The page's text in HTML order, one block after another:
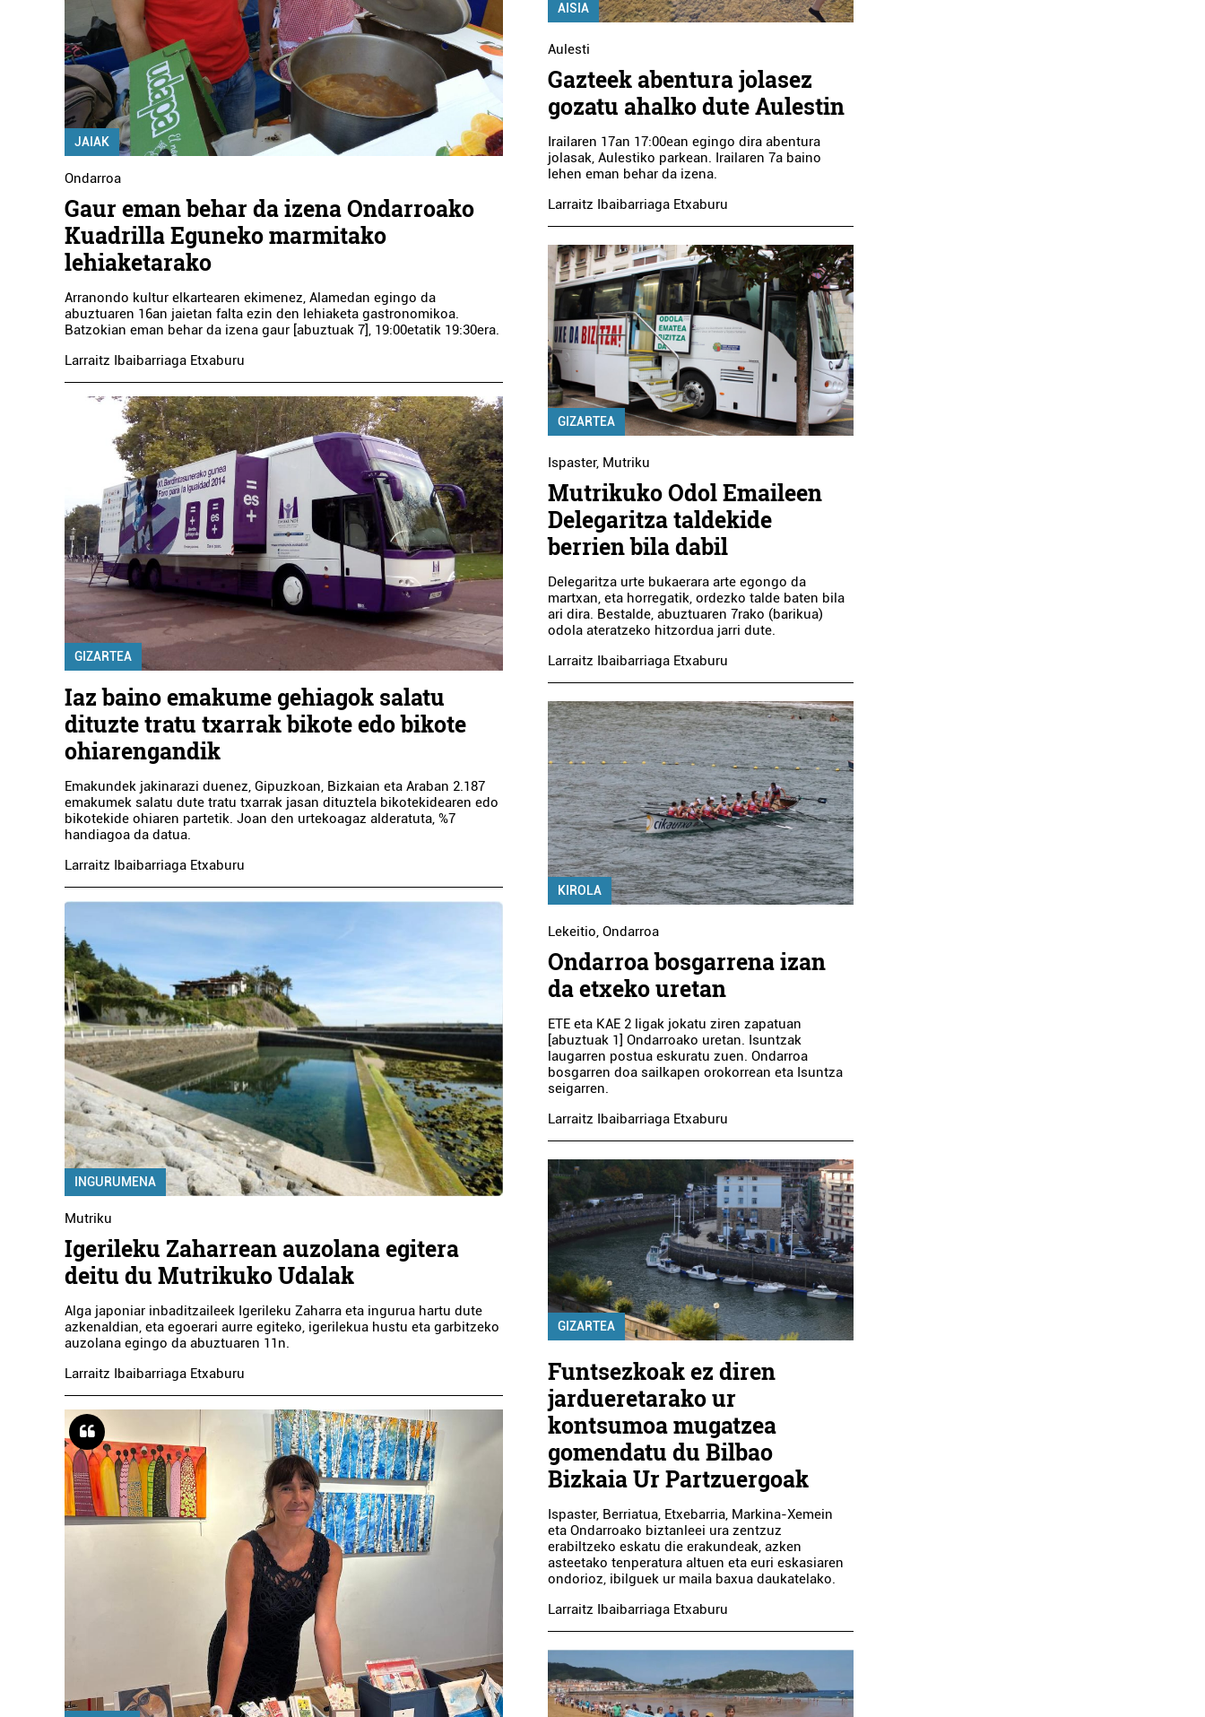
JAIAK
Ondarroa
Gaur eman behar da izena Ondarroako
Kuadrilla Eguneko marmitako
lehiaketarako
Arranondo kultur elkartearen ekimenez, Alamedan egingo da
abuztuaren 16an jaietan falta ezin den lehiaketa gastronomikoa.
Batzokian eman behar da izena gaur [abuztuak 7], 19:00etatik 19:30era.
Larraitz Ibaibarriaga Etxaburu
GIZARTEA
Iaz baino emakume gehiagok salatu
dituzte tratu txarrak bikote edo bikote
ohiarengandik
Emakundek jakinarazi duenez, Gipuzkoan, Bizkaian eta Araban 2.187
emakumek salatu dute tratu txarrak jasan dituztela bikotekidearen edo
bikotekide ohiaren partetik. Joan den urtekoagaz alderatuta, %7
handiagoa da datua.
Larraitz Ibaibarriaga Etxaburu
INGURUMENA
Mutriku
Igerileku Zaharrean auzolana egitera
deitu du Mutrikuko Udalak
Alga japoniar inbaditzaileek Igerileku Zaharra eta ingurua hartu dute
azkenaldian, eta egoerari aurre egiteko, igerilekua hustu eta garbitzeko
auzolana egingo da abuztuaren 11n.
Larraitz Ibaibarriaga Etxaburu
AISIA
Aulesti
Gazteek abentura jolasez
gozatu ahalko dute Aulestin
Irailaren 17an 17:00ean egingo dira abentura
jolasak, Aulestiko parkean. Irailaren 7a baino
lehen eman behar da izena.
Larraitz Ibaibarriaga Etxaburu
GIZARTEA
Ispaster, Mutriku
Mutrikuko Odol Emaileen
Delegaritza taldekide
berrien bila dabil
Delegaritza urte bukaerara arte egongo da
martxan, eta horregatik, ordezko talde baten bila
ari dira. Bestalde, abuztuaren 7rako (barikua)
odola ateratzeko hitzordua jarri dute.
Larraitz Ibaibarriaga Etxaburu
KIROLA
Lekeitio,Ondarroa
Ondarroa bosgarrena izan
da etxeko uretan
ETE eta KAE 2 ligak jokatu ziren zapatuan
[abuztuak 1] Ondarroako uretan. Isuntzak
laugarren postua eskuratu zuen. Ondarroa
bosgarren doa sailkapen orokorrean eta Isuntza
seigarren.
Larraitz Ibaibarriaga Etxaburu
GIZARTEA
Funtsezkoak ez diren
jardueretarako ur
kontsumoa mugatzea
gomendatu du Bilbao
Bizkaia Ur Partzuergoak
Ispaster, Berriatua, Etxebarria, Markina-Xemein
eta Ondarroako biztanleei ura zentzuz
erabiltzeko eskatu die erakundeak, azken
asteetako tenperatura altuen eta euri eskasiaren
ondorioz, ibilguek ur maila baxua daukatelako.
Larraitz Ibaibarriaga Etxaburu